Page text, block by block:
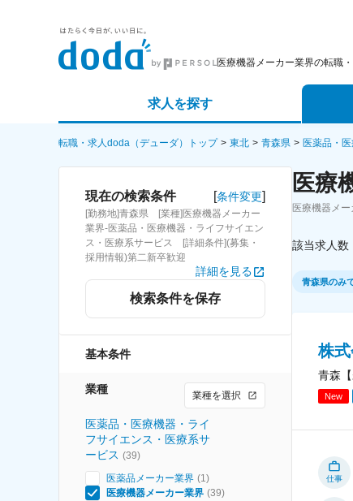
医療機器メーカー業界の転職
求人を探す
詳細条件から探す
求人特集から探す
エー
スカ
転職・求人doda（デューダ）トップ 東北 青森県 医薬品・
現在の検索条件 [条件変更]
[勤務地]青森県 [業種]医療機器メーカー
業界-医薬品・医療機器・ライフサイエン
ス・医療系サービス [詳細条件](募集・
採用情報)第二新卒歓迎
詳細を見る
検索条件を保存
基本条件
業種 業種を選択
医薬品・医療機器・ライ
フサイエンス・医療系サ
ービス (39)
医薬品メーカー業界 (1)
医療機器メーカー業界 (39)
医療
医療機器メ
該当求人数
青森県のみ
株
青森
New
仕事